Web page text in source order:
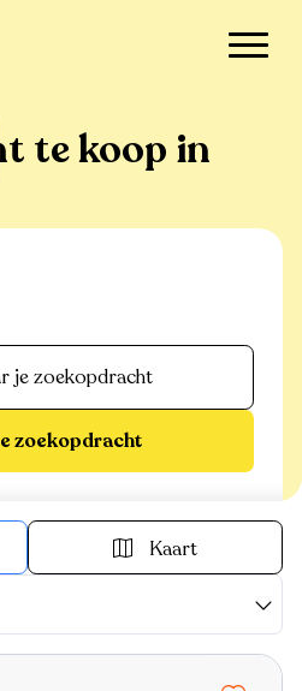
te koop in
je zoekopdracht
zoekopdracht
Kaart